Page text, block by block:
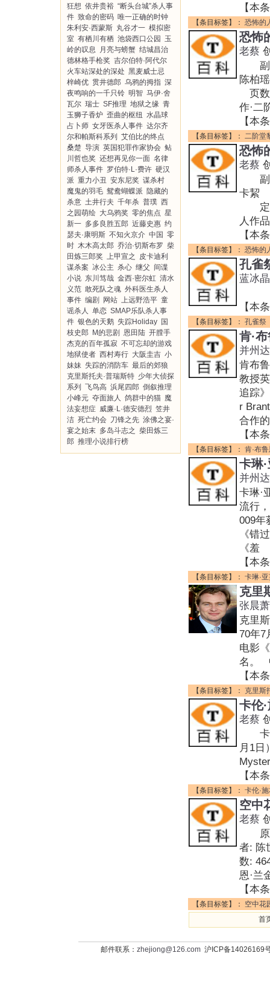
狂想 依井贵裕 “断头台城”杀人事
件 致命的密码 唯一正确的时钟
朱利安·西蒙斯 丸谷才一 模拟密
室 有栖川有栖 池袋西口公园
玉
岭的叹息
月亮与螃蟹 结城昌治
德林格手枪奖 吉尔伯特·阿代尔
火车站深处的深处 黑麦威士忌
梓崎优 贯井德郎 乌鸦的拇指 深
夜鸣响的一千只铃 明智 马伊·舍
瓦尔 瑞士 SF推理 地狱之缘 青
玉狮子香炉 歪曲的枢纽 水晶球
占卜师 女牙医杀人事件 达尔齐
尔和帕斯科系列
艾伯比的终点
桑楚 导演 英国犯罪作家协会 鲇
川哲也奖 还想再见你一面 名律
师杀人事件 罗伯特·L·费许 硬汉
派 重力小丑 安东尼奖 谋杀村
魔鬼的羽毛 鸳鸯蝴蝶派 隐藏的
杀意 土井行夫 千年杀 普璞 西
之园萌绘 大乌鸦奖 零的焦点 星
新一 多多良胜五郎 近藤史惠 约
瑟夫·康明斯 不知火京介 中国 零
时 木木高太郎 乔治·切斯布罗 柴
田炼三郎奖 上甲宣之
皮卡迪利
谋杀案 冰公主 杀心 继父 间谍
小说 东川笃哉 金西·密尔虹 清水
义范 敢死队之魂 外科医生杀人
事件 编剧 网站 上远野浩平 童
谣杀人 单恋 SMAP乐队杀人事
件 银色的天鹅 失踪Holiday 国
枝史郎 M的悲剧 恩田陆 开膛手
杰克的百年孤寂 不可忘却的游戏
地狱使者 西村寿行 大阪圭吉 小
妹妹 失踪的消防车 最后的郊狼
克里斯托夫·普瑞斯特 少年大侦探
系列
飞鸟高 浜尾四郎 倒叙推理
小峰元 夺面旅人 鸽群中的猫 魔
法妄想症 威廉·L·德安德烈 笠井
洁 死亡约会 刀锋之先 涂佛之宴·
宴之始末 多岛斗志之 柴田炼三
郎 推理小说排行榜
【本
【条目标签】： 恐怖的
恐怖
老蔡
副
陈柏
页
作·
【本
【条目标签】： 二阶堂
恐怖
老蔡
副
卡絜
定
人作
【本
【条目标签】： 恐怖的
孔雀
蓝冰晶
【本
【条目标签】： 孔雀祭
肯·
并州
肯布
教授
追踪
r
合作
【本
【条目标签】： 肯·布
卡琳
并州
卡琳·
流行
009年
《错
《羞
【本
【条目标签】： 卡琳·
克里
张晨萧
克里
70年7
电影
名。
【本
【条目标签】： 克里斯
卡伦
老蔡
卡伦
月1日
【本
【条目标签】： 卡伦·
空中
老蔡
原
者:
数:
恩·兰
【本
【条目标签】： 空中花
首
邮件联系： zhejiong@126.com沪ICP备14026169